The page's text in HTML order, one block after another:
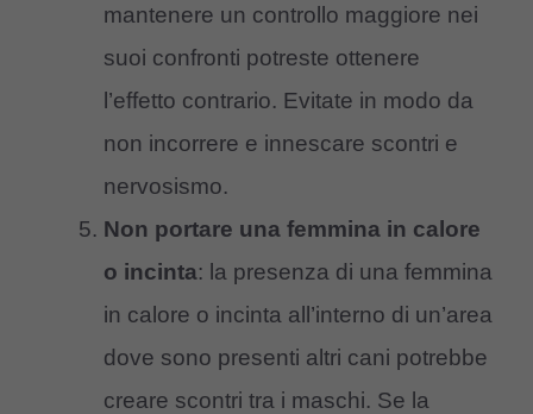
mantenere un controllo maggiore nei
suoi confronti potreste ottenere
l’effetto contrario. Evitate in modo da
non incorrere e innescare scontri e
nervosismo.
Non portare una femmina in calore
o incinta: la presenza di una femmina
in calore o incinta all’interno di un’area
dove sono presenti altri cani potrebbe
creare scontri tra i maschi. Se la